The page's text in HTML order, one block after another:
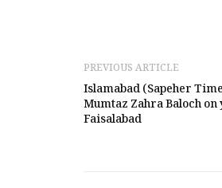
PREVIOUS ARTICLE
Islamabad (Sapeher
Mumtaz Zahra Baloch
Faisalabad